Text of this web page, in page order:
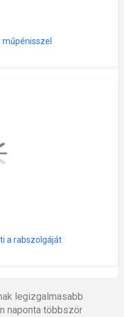
a rabszolgáját
legizgalmasabb
naponta többször